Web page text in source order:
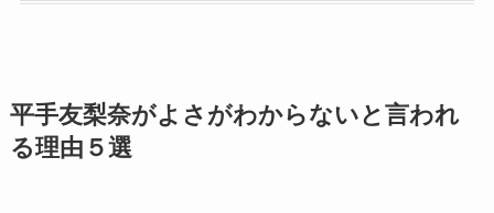
平手友梨奈がよさがわからないと言われ
る理由５選